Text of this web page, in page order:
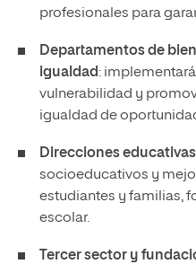
profesionales para
Departamentos de
igualdad:
vulnerabilidad y
igualdad de
Direcciones educativas
socioeducativos y
estudiantes y familias,
escolar.
Tercer sector y